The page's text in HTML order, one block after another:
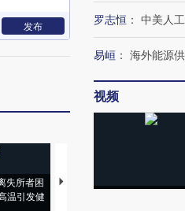
发布
失所者困
温引发健
视线｜HYROX的吸金
罗志恒 ： 中美人
易峘 ： 海外能源
视频